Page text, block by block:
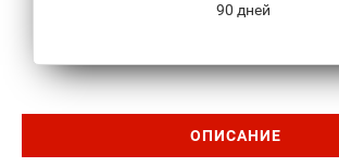
90 дней
ОПИСАНИЕ